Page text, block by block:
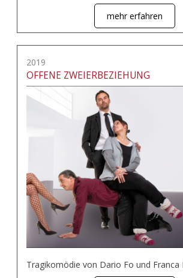
mehr erfahren
2019
OFFENE ZWEIERBEZIEHUNG
Tragikomödie von Dario Fo und Franca